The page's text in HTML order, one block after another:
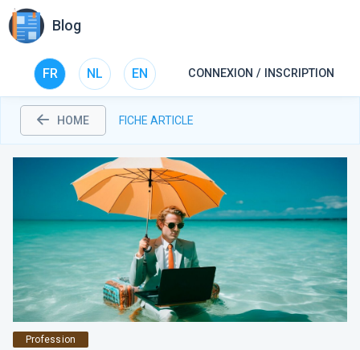
Blog
FR NL EN CONNEXION / INSCRIPTION
HOME FICHE ARTICLE
Profession